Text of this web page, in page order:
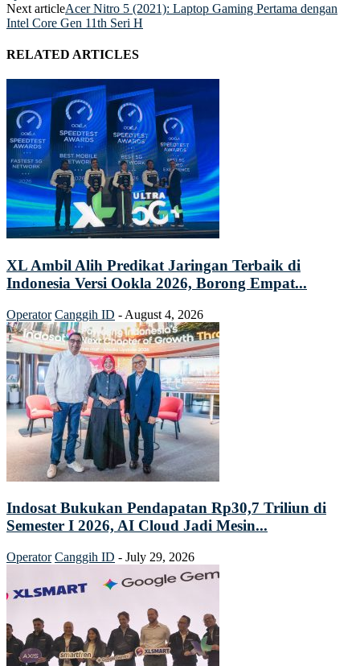
Next articleAcer Nitro 5 (2021): Laptop Gaming Pertama dengan
Intel Core Gen 11th Seri H
RELATED ARTICLES
XL Ambil Alih Predikat Jaringan Terbaik di
Indonesia Versi Ookla 2026, Borong Empat...
Operator Canggih ID - August 4, 2026
Indosat Bukukan Pendapatan Rp30,7 Triliun di
Semester I 2026, AI Cloud Jadi Mesin...
Operator Canggih ID - July 29, 2026